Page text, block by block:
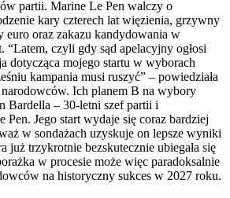
partii. Marine Le Pen walczy o
kary czterech lat więzienia, grzywny
euro oraz zakazu kandydowania w
“Latem, czyli gdy sąd apelacyjny ogłosi
dotycząca mojego startu w wyborach
kampania musi ruszyć” – powiedziała
Ich planem B na wybory
Bardella – 30-letni szef partii i
Jego start wydaje się coraz bardziej
w sondażach uzyskuje on lepsze wyniki
już trzykrotnie bezskutecznie ubiegała się
w procesie może więc paradoksalnie
na historyczny sukces w 2027 roku.